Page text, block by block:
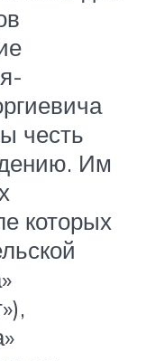
честь
Им
которых